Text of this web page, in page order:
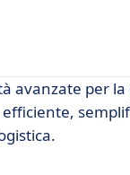
avanzate per